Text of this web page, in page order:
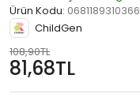
Ürün Kodu: 0681189310366
ChildGen
108,90TL
81,68TL